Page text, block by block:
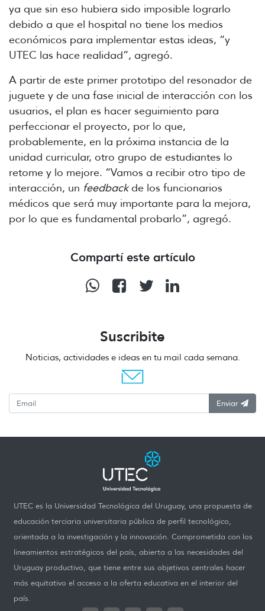
ya que sin eso hubiera sido imposible lograrlo
debido a que el hospital no tiene los medios
económicos para implementar estas ideas, “y
UTEC las hace realidad”, agregó.
A partir de este primer prototipo del resonador de
juguete y de una fase inicial de interacción con los
usuarios, el plan es hacer seguimiento para
perfeccionar el proyecto, por lo que,
probablemente, en la próxima instancia de la
unidad curricular, otro grupo de estudiantes lo
retome y lo mejore. “Vamos a recibir otro tipo de
interacción, un feedbackde los funcionarios
médicos que será muy importante para la mejora,
por lo que es fundamental probarlo”, agregó.
Compartí este artículo
Suscribite
Noticias, actividades e ideas en tu mail cada semana.
Enviar
UTEC es la Universidad Tecnológica del Uruguay, una propuesta de
educación terciaria universitaria pública de perfil tecnológico,
orientada a la investigación y la innovación. Comprometida con los
lineamientos estratégicos del país, abierta a las necesidades del
Uruguay productivo, que tiene entre sus objetivos centrales hacer
más equitativo el acceso a la oferta educativa en el interior del
país.